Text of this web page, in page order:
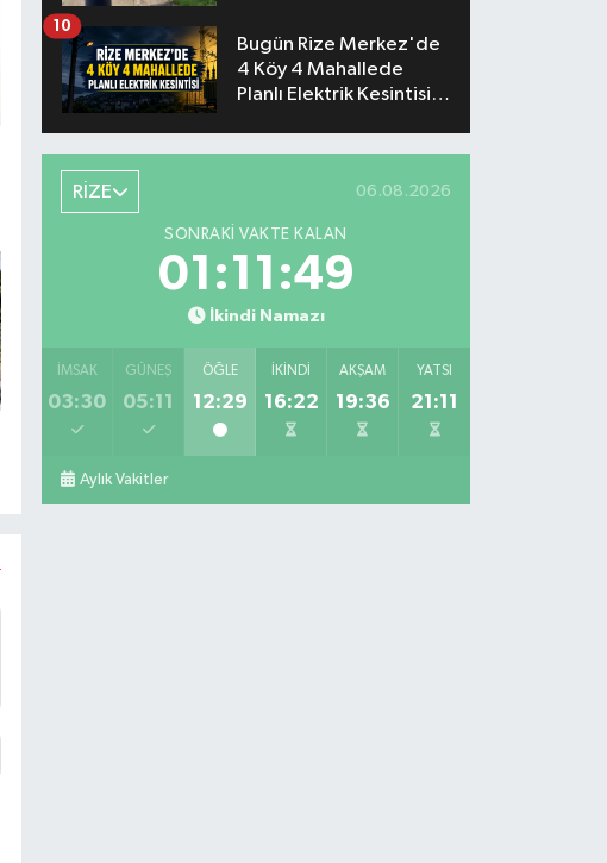
Bugün Rize Merkez'de
4 Köy 4 Mahallede
Planlı Elektrik Kesintisi
10
RİZE 06.08.2026
SONRAKI VAKTE KALAN
01:11:48
İkindi Namazı
İMSAK
03:30
GÜNEŞ
05:11
ÖĞLE
12:29
İKINDI
16:22
AKŞAM
19:36
YATSI
21:11
Aylık Vakitler